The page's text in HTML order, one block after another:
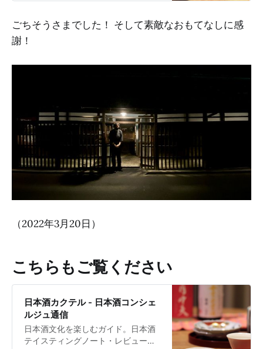
ごちそうさまでした！ そして素敵なおもてなしに感
謝！
（2022年3月20日）
こちらもご覧ください
日本酒カクテル - 日本酒コンシェ
ルジュ通信
日本酒文化を楽しむガイド。日本酒
テイスティングノート・レビューや